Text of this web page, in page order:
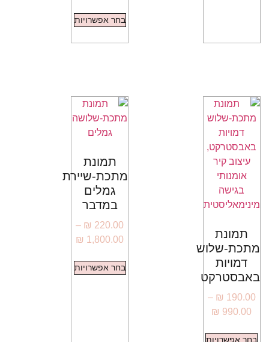
בחר אפשרויות
תמונת
מתכת-שלוש
דמויות
באבסטרקט
₪ 190.00
–
₪ 990.00
בחר אפשרויות
תמונת
מתכת-שיירת
גמלים
במדבר
₪ 220.00
–
₪ 1,800.00
בחר אפשרויות